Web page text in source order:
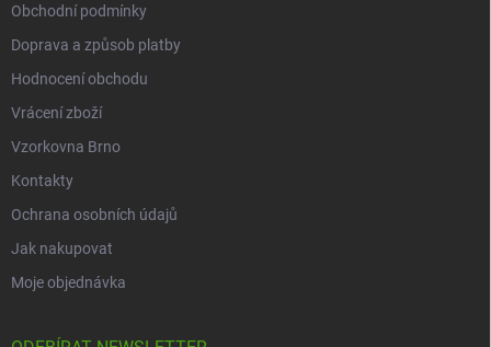
Obchodní podmínky
Doprava a způsob platby
Hodnocení obchodu
Vrácení zboží
Vzorkovna Brno
Kontakty
Ochrana osobních údajů
Jak nakupovat
Moje objednávka